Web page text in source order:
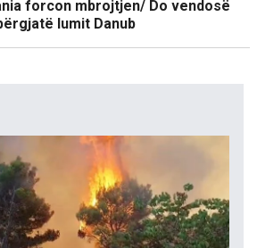
forcon mbrojtjen/ Do vendosë
lumit Danub